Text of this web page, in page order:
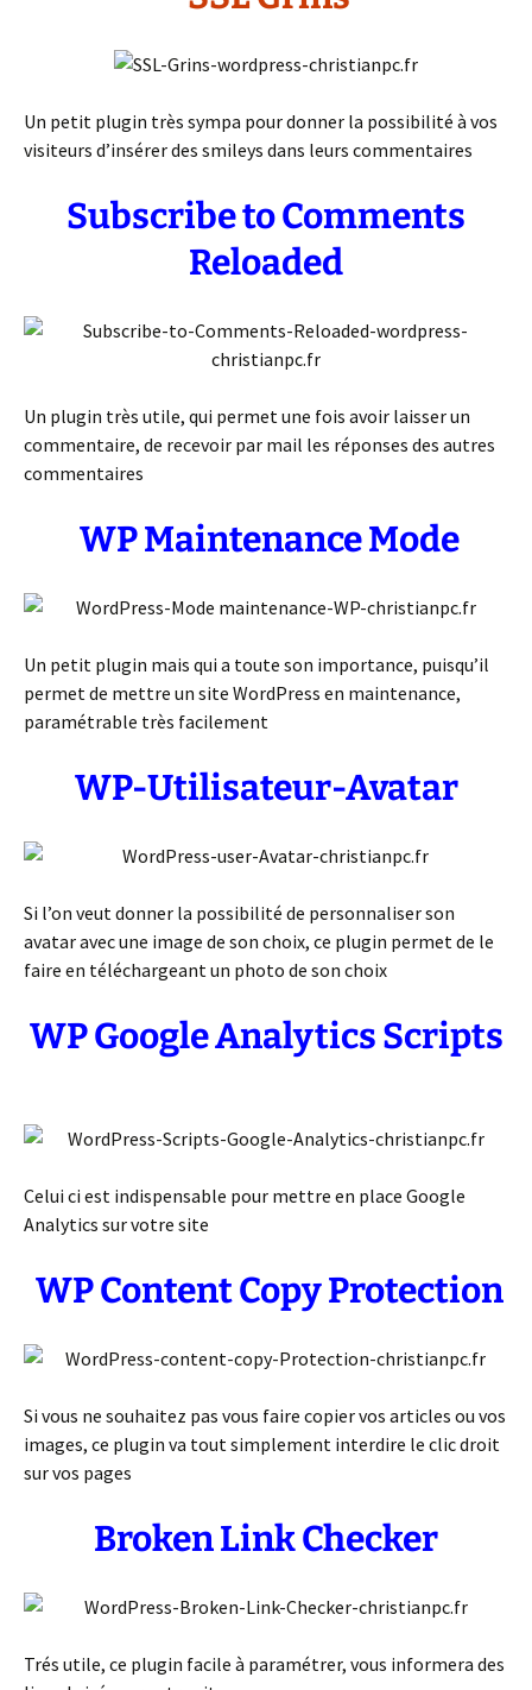
Un petit plugin très sympa pour donner la possibilité à vos
visiteurs d’insérer des smileys dans leurs commentaires
Subscribe to Comments
Reloaded
Un plugin très utile, qui permet une fois avoir laisser un
commentaire, de recevoir par mail les réponses des autres
commentaires
WP Maintenance Mode
Un petit plugin mais qui a toute son importance, puisqu’il
permet de mettre un site WordPress en maintenance,
paramétrable très facilement
WP-Utilisateur-Avatar
Si l’on veut donner la possibilité de personnaliser son
avatar avec une image de son choix, ce plugin permet de le
faire en téléchargeant un photo de son choix
WP Google Analytics Scripts
Celui ci est indispensable pour mettre en place Google
Analytics sur votre site
WP Content Copy Protection
Si vous ne souhaitez pas vous faire copier vos articles ou vos
images, ce plugin va tout simplement interdire le clic droit
sur vos pages
Broken Link Checker
Trés utile, ce plugin facile à paramétrer, vous informera des